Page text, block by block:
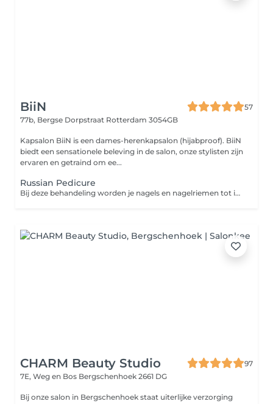
BiiN
57
77b, Bergse Dorpstraat Rotterdam 3054GB
Kapsalon BiiN is een dames-herenkapsalon (hijabproof). BiiN
biedt een sensationele beleving in de salon, onze stylisten zijn
ervaren en getraind om ee...
Russian Pedicure
Bij deze behandeling worden je nagels en nagelriemen tot in de puntjes verzorgd met de Russian pedicure techniek. Hierbij gebruiken we een elektrische vijl om je nagelriemen veilig en zeer nauwkeurig te reinigen, wat zorgt voor een ultra strakke en verzorgde look.
CHARM Beauty Studio
97
7E, Weg en Bos Bergschenhoek 2661 DG
Bij onze salon in Bergschenhoek staat uiterlijke verzorging